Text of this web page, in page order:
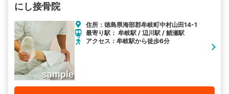
にし接骨院
住所：徳島県海部郡牟岐町中村山田14-1
最寄り駅： 牟岐駅 / 辺川駅 / 鯖瀬駅
アクセス：牟岐駅から徒歩6分